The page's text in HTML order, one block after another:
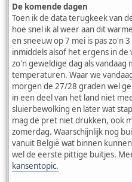
De komende dagen
Toen ik de data terugkeek van
hoe snel ik al weer aan dit
en sneeuw op 7 mei is pas zo'n
inmiddels alsof het ergens in
zo'n geweldige dag als vandaag
temperaturen. Waar we
morgen de 27/28 graden wel
in een deel van het land niet
sluierbewolking en later wat
mag de pret niet drukken, ook
zomerdag. Waarschijnlijk nog
vanuit België wat binnen
wel de eerste pittige buitjes.
kansentopic.